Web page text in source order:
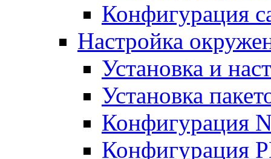
Конфигурация
Настройка
Установка и
Установка
Конфигурация
Конфигурация